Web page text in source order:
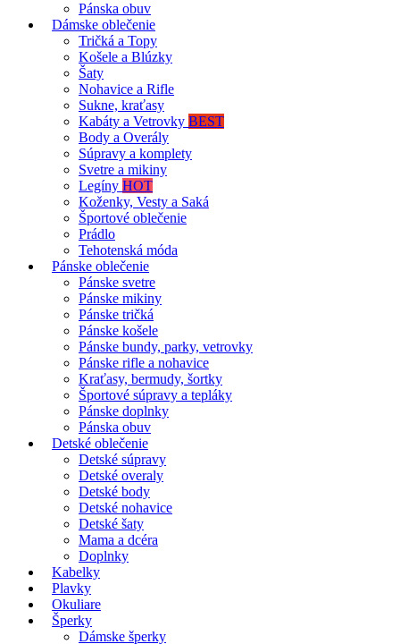
Pánska obuv
Dámske oblečenie
Tričká a Topy
Košele a Blúzky
Šaty
Nohavice a Rifle
Sukne, kraťasy
Kabáty a Vetrovky BEST
Body a Overály
Súpravy a komplety
Svetre a mikiny
Legíny HOT
Koženky, Vesty a Saká
Športové oblečenie
Prádlo
Tehotenská móda
Pánske oblečenie
Pánske svetre
Pánske mikiny
Pánske tričká
Pánske košele
Pánske bundy, parky, vetrovky
Pánske rifle a nohavice
Kraťasy, bermudy, šortky
Športové súpravy a tepláky
Pánske doplnky
Pánska obuv
Detské oblečenie
Detské súpravy
Detské overaly
Detské body
Detské nohavice
Detské šaty
Mama a dcéra
Doplnky
Kabelky
Plavky
Okuliare
Šperky
Dámske šperky